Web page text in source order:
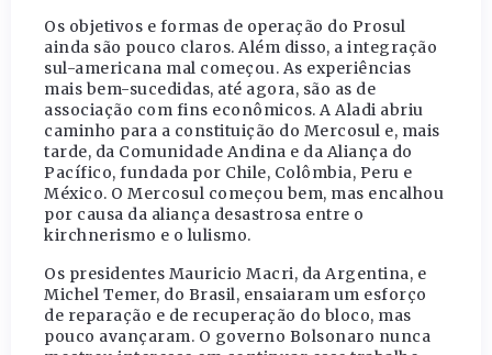
Os objetivos e formas de operação do Prosul
ainda são pouco claros. Além disso, a integração
sul-americana mal começou. As experiências
mais bem-sucedidas, até agora, são as de
associação com fins econômicos. A Aladi abriu
caminho para a constituição do Mercosul e, mais
tarde, da Comunidade Andina e da Aliança do
Pacífico, fundada por Chile, Colômbia, Peru e
México. O Mercosul começou bem, mas encalhou
por causa da aliança desastrosa entre o
kirchnerismo e o lulismo.
Os presidentes Mauricio Macri, da Argentina, e
Michel Temer, do Brasil, ensaiaram um esforço
de reparação e de recuperação do bloco, mas
pouco avançaram. O governo Bolsonaro nunca